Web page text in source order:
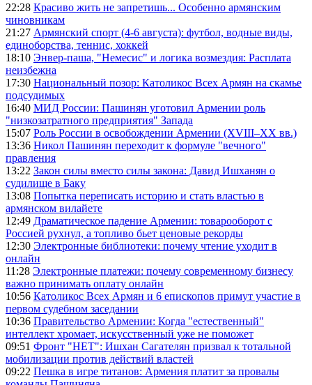
22:28 Красиво жить не запретишь... Особенно армянским
чиновникам
21:27 Армянский спорт (4-6 августа): футбол, водные виды,
единоборства, теннис, хоккей
18:10 Энвер-паша, "Немесис" и логика возмездия: Расплата
неизбежна
17:30 Национальный позор: Католикос Всех Армян на скамье
подсудимых
16:40 МИД России: Пашинян уготовил Армении роль
"низкозатратного предприятия" Запада
15:07 Роль России в освобождении Армении (XVIII–XX вв.)
13:36 Никол Пашинян переходит к формуле "вечного"
правления
13:22 Закон силы вместо силы закона: Давид Ишханян о
судилище в Баку
13:08 Попытка переписать историю и стать властью в
армянском вилайете
12:49 Драматическое падение Армении: товарооборот с
Россией рухнул, а топливо бьет ценовые рекорды
12:30 Электронные библиотеки: почему чтение уходит в
онлайн
11:28 Электронные платежи: почему современному бизнесу
важно принимать оплату онлайн
10:56 Католикос Всех Армян и 6 епископов примут участие в
первом судебном заседании
10:36 Правительство Армении: Когда "естественный"
интеллект хромает, искусственный уже не поможет
09:51 Фронт "НЕТ": Ишхан Сагателян призвал к тотальной
мобилизации против действий властей
09:22 Пешка в игре титанов: Армения платит за провалы